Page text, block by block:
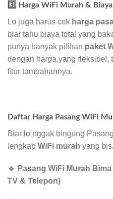
3️⃣ Harga WiFi Murah &
Lo juga harus cek harga
biar tahu biaya total yang
punya banyak pilihan paket
dengan harga yang fleksibel,
fitur tambahannya.
Daftar Harga Pasang WiFi
Biar lo nggak bingung
lengkap WiFi murah yang
🔹 Pasang WiFi Murah
TV & Telepon)